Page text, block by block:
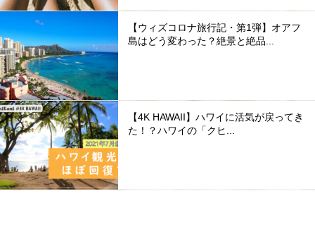
【ウィズコロナ旅行記・第1弾】オアフ
島はどう変わった？絶景と絶品...
【4K HAWAII】ハワイに活気が戻ってき
た！？ハワイの「クヒ...